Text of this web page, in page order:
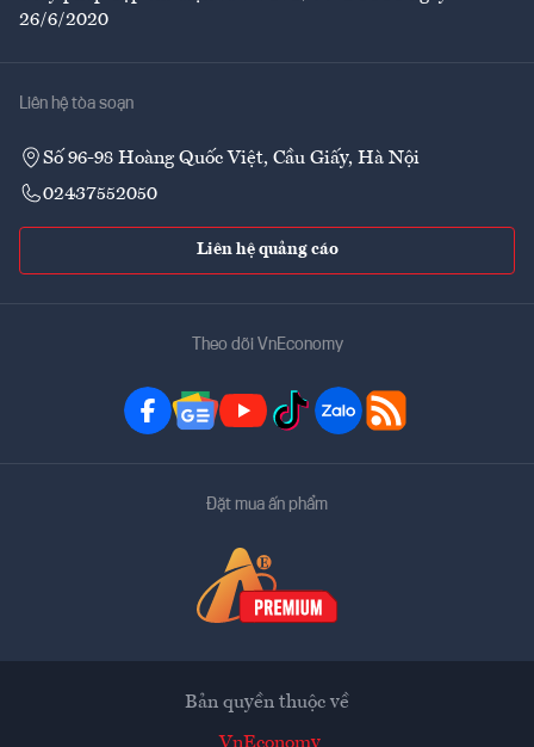
26/6/2020
Liên hệ tòa soạn
Số 96-98 Hoàng Quốc Việt, Cầu Giấy, Hà Nội
02437552050
Liên hệ quảng cáo
Theo dõi VnEconomy
Đặt mua ấn phẩm
Bản quyền thuộc về
VnEconomy